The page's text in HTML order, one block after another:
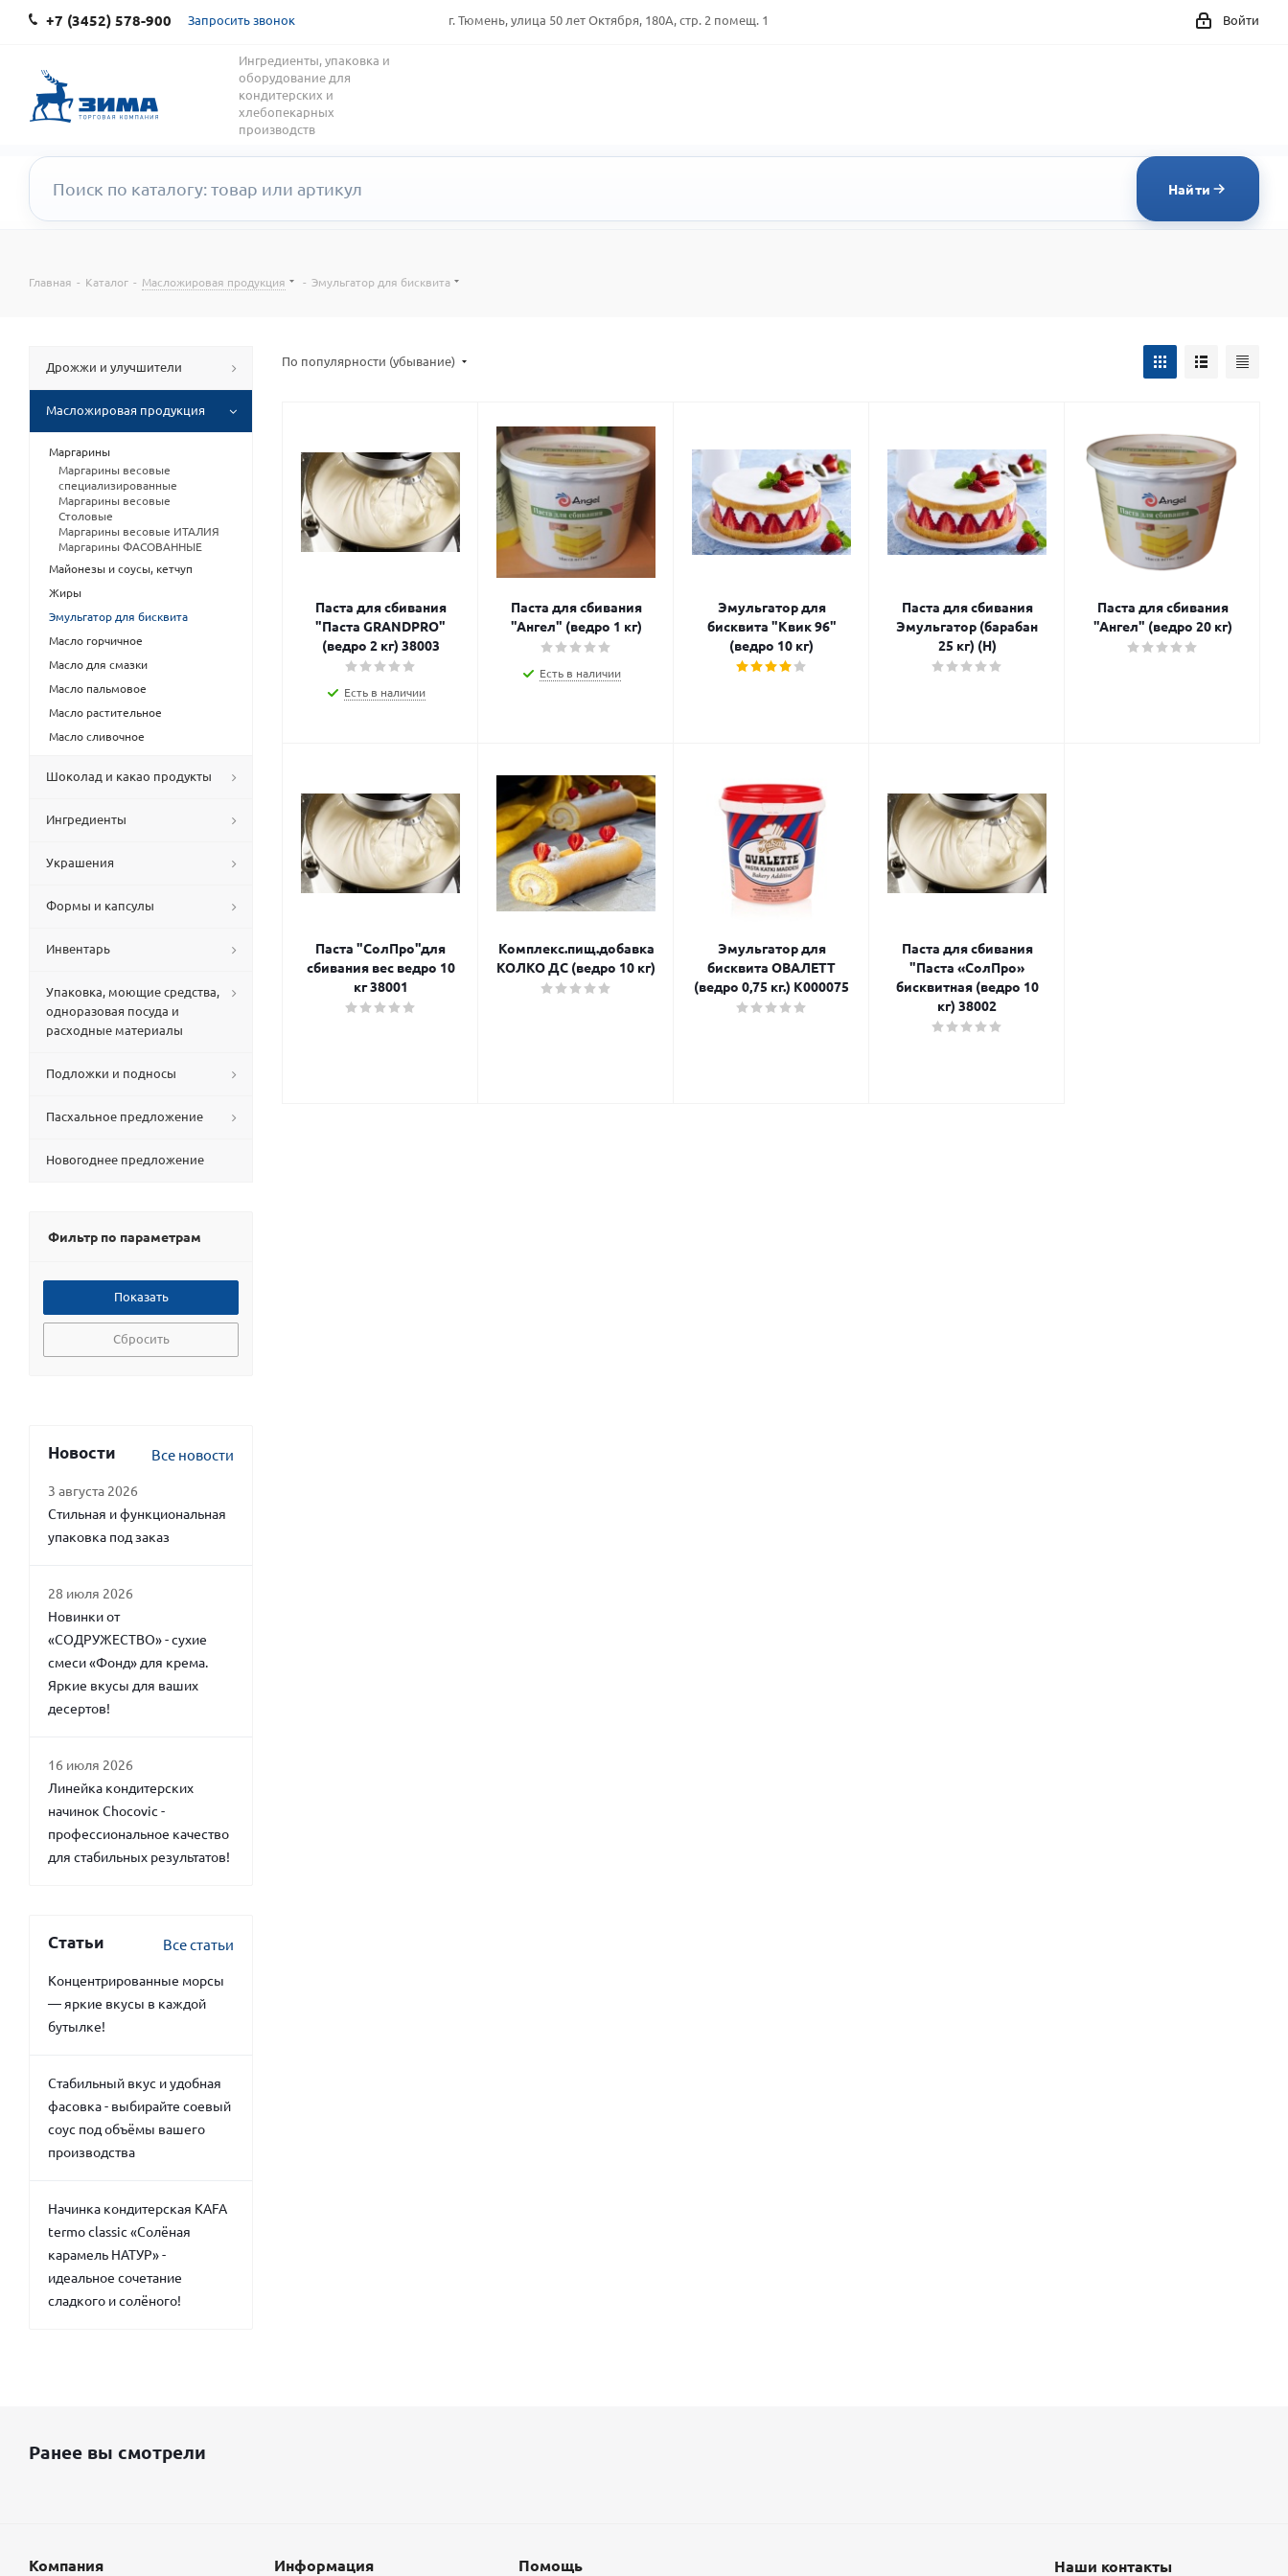
+7 (3452) 578-900 Запросить звонок г. Тюмень, улица 50 лет Октября, 180А, стр. 2 помещ. 1 Войти
Ингредиенты, упаковка и
оборудование для
кондитерских и
хлебопекарных
производств
Найти
Главная - Каталог - Масложировая продукция - Эмульгатор для бисквита
По популярности (убывание)
Паста для сбивания
"Паста GRANDPRO"
(ведро 2 кг) 38003
Есть в наличии
Паста для сбивания
"Ангел" (ведро 1 кг)
Есть в наличии
Эмульгатор для
бисквита "Квик 96"
(ведро 10 кг)
Паста для сбивания
Эмульгатор (барабан
25 кг) (Н)
Паста для сбивания
"Ангел" (ведро 20 кг)
Паста "СолПро"для
сбивания вес ведро 10
кг 38001
Комплекс.пищ.добавка
КОЛКО ДС (ведро 10 кг)
Эмульгатор для
бисквита ОВАЛЕТТ
(ведро 0,75 кг.) K000075
Паста для сбивания
"Паста «СолПро»
бисквитная (ведро 10
кг) 38002
Дрожжи и улучшители
Масложировая продукция
Маргарины
Маргарины весовые
специализированные
Маргарины весовые
Столовые
Маргарины весовые ИТАЛИЯ
Маргарины ФАСОВАННЫЕ
Майонезы и соусы, кетчуп
Жиры
Эмульгатор для бисквита
Масло горчичное
Масло для смазки
Масло пальмовое
Масло растительное
Масло сливочное
Шоколад и какао продукты
Ингредиенты
Украшения
Формы и капсулы
Инвентарь
Упаковка, моющие средства,
одноразовая посуда и
расходные материалы
Подложки и подносы
Пасхальное предложение
Новогоднее предложение
Фильтр по параметрам
Сбросить
Новости Все новости
3 августа 2026
Стильная и функциональная
упаковка под заказ
28 июля 2026
Новинки от
«СОДРУЖЕСТВО» - сухие
смеси «Фонд» для крема.
Яркие вкусы для ваших
десертов!
16 июля 2026
Линейка кондитерских
начинок Chocovic -
профессиональное качество
для стабильных результатов!
Статьи Все статьи
Концентрированные морсы
— яркие вкусы в каждой
бутылке!
Стабильный вкус и удобная
фасовка - выбирайте соевый
соус под объёмы вашего
производства
Начинка кондитерская KAFA
termo classic «Солёная
карамель НАТУР» -
идеальное сочетание
сладкого и солёного!
Ранее вы смотрели
Компания Информация Помощь Наши контакты